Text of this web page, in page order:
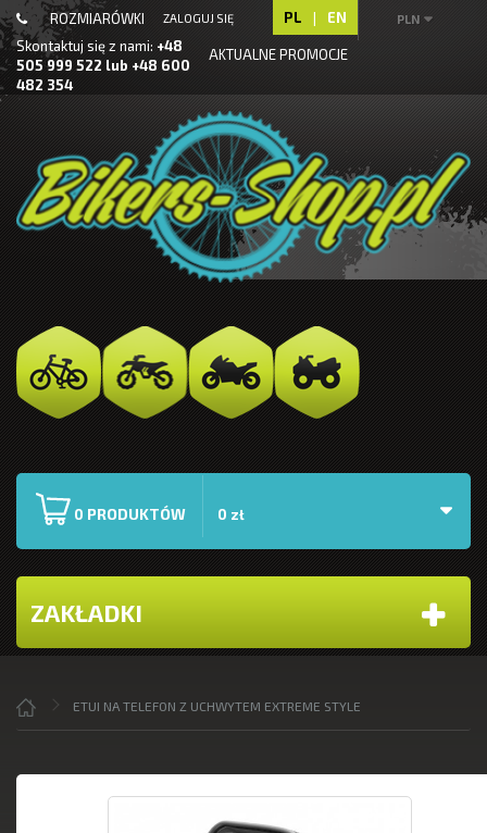
PLN
PL | EN
ZALOGUJ SIĘ
ROZMIARÓWKI
AKTUALNE PROMOCJE
Skontaktuj się z nami: +48
505 999 522 lub +48 600
482 354
0 PRODUKTÓW 0 zł
ZAKŁADKI
ETUI NA TELEFON Z UCHWYTEM EXTREME STYLE